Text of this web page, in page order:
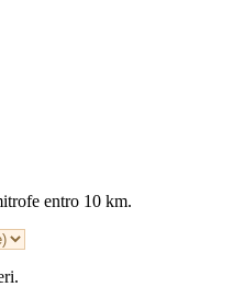
entro 10 km.